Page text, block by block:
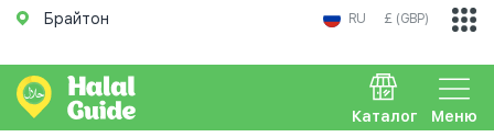
Брайтон RU £ (GBP)
Меню
Каталог